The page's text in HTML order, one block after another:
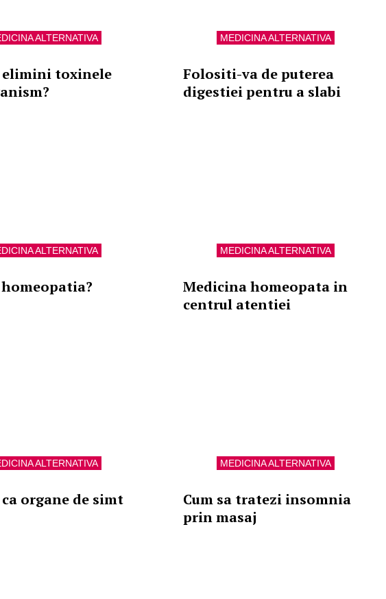
ALTERNATIVA
elimini toxinele
MEDICINA ALTERNATIVA
Folositi-va de puterea
digestiei pentru a slabi
ALTERNATIVA
homeopatia?
MEDICINA ALTERNATIVA
Medicina homeopata in
centrul atentiei
ALTERNATIVA
organe de simt
MEDICINA ALTERNATIVA
Cum sa tratezi insomnia
prin masaj